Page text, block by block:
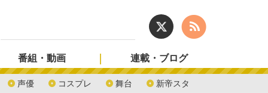
声優 コスプレ 舞台 新帝スタ
番組・動画 連載・ブログ